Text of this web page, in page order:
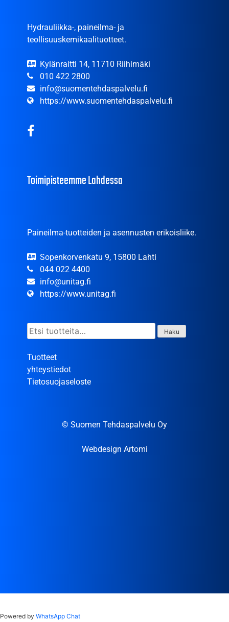
Hydrauliikka-, paineilma- ja
teollisuuskemikaalituotteet.
Kylänraitti 14, 11710 Riihimäki
010 422 2800
info@suomentehdaspalvelu.fi
https://www.suomentehdaspalvelu.fi
Toimipisteemme Lahdessa
Paineilma-tuotteiden ja asennusten erikoisliike.
Sopenkorvenkatu 9, 15800 Lahti
044 022 4400
info@unitag.fi
https://www.unitag.fi
Etsi: Haku
Tuotteet
yhteystiedot
Tietosuojaseloste
© Suomen Tehdaspalvelu Oy
Webdesign Artomi
Powered by WhatsApp Chat